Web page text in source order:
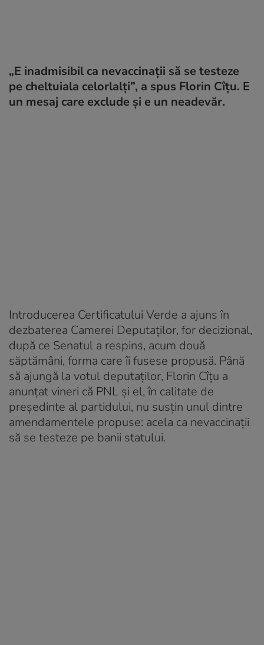
„E inadmisibil ca nevaccinaţii să se testeze
pe cheltuiala celorlalţi”, a spus Florin Cîțu. E
un mesaj care exclude și e un neadevăr.
Introducerea Certificatului Verde a ajuns în
dezbaterea Camerei Deputaţilor, for decizional,
după ce Senatul a respins, acum două
săptămâni, forma care îi fusese propusă. Până
să ajungă la votul deputaţilor, Florin Cîţu a
anunţat vineri că PNL şi el, în calitate de
preşedinte al partidului, nu susţin unul dintre
amendamentele propuse: acela ca nevaccinaţii
să se testeze pe banii statului.